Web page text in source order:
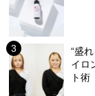
“盛
イロ
ト術